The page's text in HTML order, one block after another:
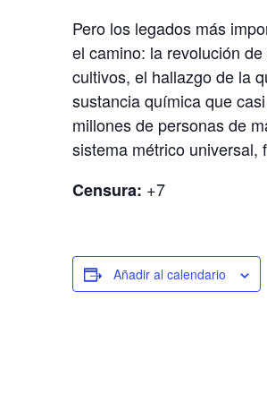
Pero los legados más
el camino: la revolución
cultivos, el hallazgo de la
sustancia química que
millones de personas de
sistema métrico universal,
Censura: +7
Añadir al calendario